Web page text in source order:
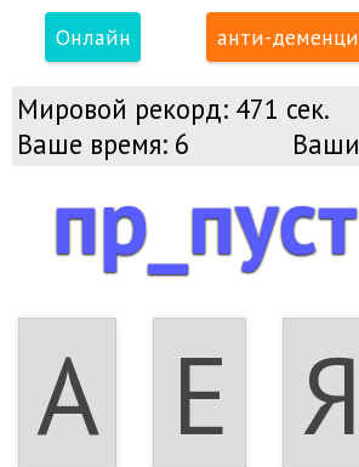
Онлайн анти-
Мировой рекорд: 471 сек.
Ваше время: 7
А Е Я